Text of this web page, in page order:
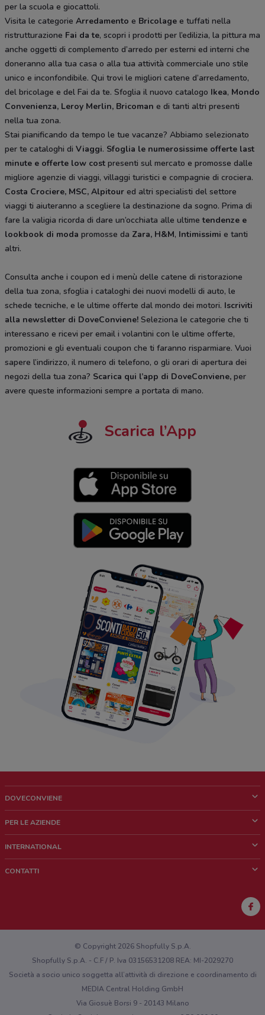
per la scuola e giocattoli.
Visita le categorie Arredamento e Bricolage e tuffati nella
ristrutturazione Fai da te, scopri i prodotti per l’edilizia, la pittura ma
anche oggetti di complemento d’arredo per esterni ed interni che
doneranno alla tua casa o alla tua attività commerciale uno stile
unico e inconfondibile. Qui trovi le migliori catene d’arredamento,
del bricolage e del Fai da te. Sfoglia il nuovo catalogo Ikea, Mondo
Convenienza, Leroy Merlin, Bricoman e di tanti altri presenti
nella tua zona.
Stai pianificando da tempo le tue vacanze? Abbiamo selezionato
per te cataloghi di Viaggi. Sfoglia le numerosissime offerte last
minute e offerte low cost presenti sul mercato e promosse dalle
migliore agenzie di viaggi, villaggi turistici e compagnie di crociera.
Costa Crociere, MSC, Alpitour ed altri specialisti del settore
viaggi ti aiuteranno a scegliere la destinazione da sogno. Prima di
fare la valigia ricorda di dare un’occhiata alle ultimetendenze e
lookbook di moda promosse da Zara, H&M, Intimissimi e tanti
altri.
Consulta anche i coupon ed i menù delle catene di ristorazione
della tua zona, sfoglia i cataloghi dei nuovi modelli di auto, le
schede tecniche, e le ultime offerte dal mondo dei motori. Iscriviti
alla newsletter di DoveConviene! Seleziona le categorie che ti
interessano e ricevi per email i volantini con le ultime offerte,
promozioni e gli eventuali coupon che ti faranno risparmiare. Vuoi
sapere l’indirizzo, il numero di telefono, o gli orari di apertura dei
negozi della tua zona? Scarica qui l’app di DoveConviene, per
avere queste informazioni sempre a portata di mano.
Scarica l’App
DOVECONVIENE
Chi siamo
Lavora con noi
PER LE AZIENDE
Richieste commerciali e marketing
INTERNATIONAL
CONTATTI
Hai un malfunzionamento sul web o sull'app?
© Copyright 2026 Shopfully S.p.A.
Shopfully S.p.A. - C.F / P. Iva 03156531208 REA: MI-2029270
Società a socio unico soggetta all’attività di direzione e coordinamento di
MEDIA Central Holding GmbH
Via Giosuè Borsi 9 - 20143 Milano